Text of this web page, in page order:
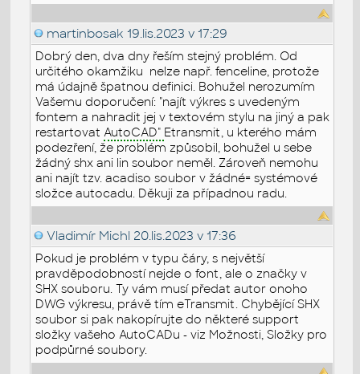
martinbosak 19.lis.2023 v 17:29
Dobrý den, dva dny řeším stejný problém. Od
určitého okamžiku nelze např. fenceline, protože
má údajně špatnou definici. Bohužel nerozumím
Vašemu doporučení: "najít výkres s uvedeným
fontem a nahradit jej v textovém stylu na jiný a pak
restartovatAutoCAD" Etransmit, u kterého mám
podezření, že problém způsobil, bohužel u sebe
žádný shx ani lin soubor neměl. Zároveň nemohu
ani najít tzv. acadiso soubor v žádné= systémové
složce autocadu. Děkuji za případnou radu.
Vladimír Michl 20.lis.2023 v 17:36
Pokud je problém v typu čáry, s největší
pravděpodobností nejde o font, ale o značky v
SHX souboru. Ty vám musí předat autor onoho
DWG výkresu, právě tím eTransmit. Chybějící SHX
soubor si pak nakopírujte do některé support
složky vašeho AutoCADu - viz Možnosti, Složky pro
podpůrné soubory.